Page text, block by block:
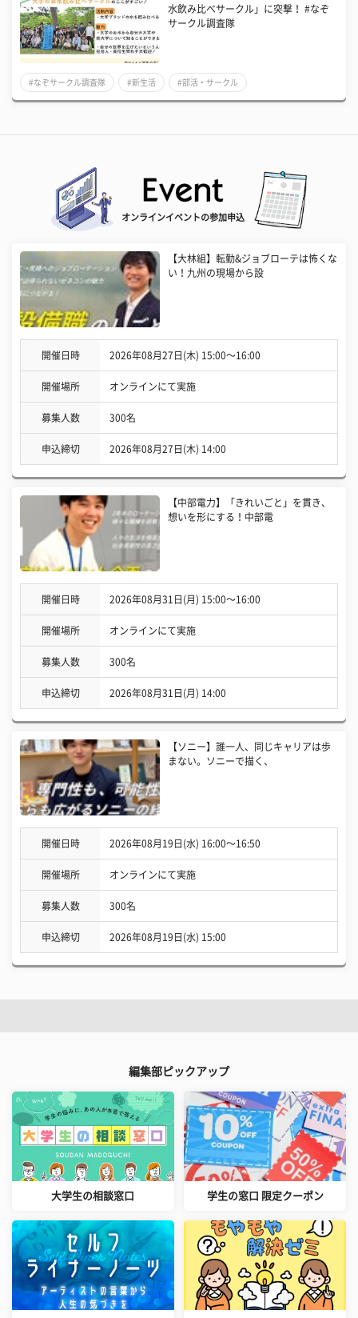
水飲み比べサークル」に突撃！ #なぞ
サークル調査隊
#なぞサークル調査隊 #新生活 #部活・サークル
オンラインイベントの参加申込
【大林組】転勤&ジョブローテは怖くな
い！九州の現場から設
開催日時 2026年08月27日(木) 15:00〜16:00
開催場所 オンラインにて実施
募集人数 300名
申込締切 2026年08月27日(木) 14:00
【中部電力】「きれいごと」を貫き、
想いを形にする！中部電
開催日時 2026年08月31日(月) 15:00〜16:00
開催場所 オンラインにて実施
募集人数 300名
申込締切 2026年08月31日(月) 14:00
【ソニー】誰一人、同じキャリアは歩
まない。ソニーで描く、
開催日時 2026年08月19日(水) 16:00〜16:50
開催場所 オンラインにて実施
募集人数 300名
申込締切 2026年08月19日(水) 15:00
編集部ピックアップ
大学生の相談窓口 学生の窓口 限定クーポン